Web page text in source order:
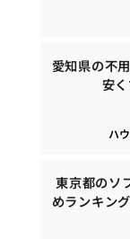
愛知県の不
安
ハ
東京都のソ
めランキン